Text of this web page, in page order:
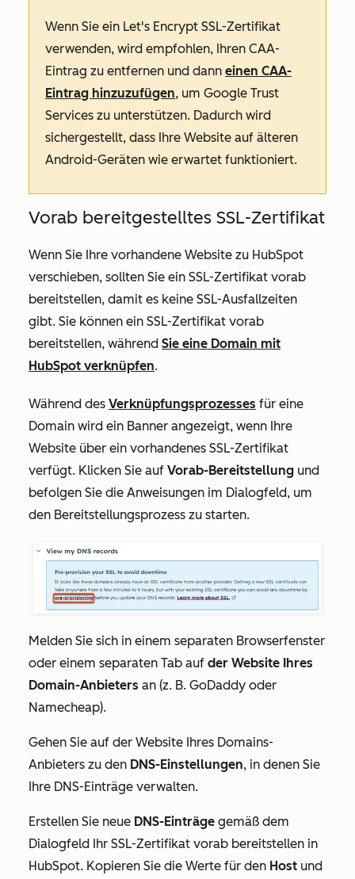
Wenn Sie ein Let's Encrypt SSL-Zertifikat
verwenden, wird empfohlen, Ihren CAA-
Eintrag zu entfernen und dann einen CAA-
Eintrag hinzuzufügen, um Google Trust
Services zu unterstützen. Dadurch wird
sichergestellt, dass Ihre Website auf älteren
Android-Geräten wie erwartet funktioniert.
Vorab bereitgestelltes SSL-Zertifikat
Wenn Sie Ihre vorhandene Website zu HubSpot
verschieben, sollten Sie ein SSL-Zertifikat vorab
bereitstellen, damit es keine SSL-Ausfallzeiten
gibt. Sie können ein SSL-Zertifikat vorab
bereitstellen, während Sie eine Domain mit
HubSpot verknüpfen.
Während des Verknüpfungsprozesses für eine
Domain wird ein Banner angezeigt, wenn Ihre
Website über ein vorhandenes SSL-Zertifikat
verfügt. Klicken Sie auf Vorab-Bereitstellung und
befolgen Sie die Anweisungen im Dialogfeld, um
den Bereitstellungsprozess zu starten.
Melden Sie sich in einem separaten Browserfenster
oder einem separaten Tab auf der Website Ihres
Domain-Anbieters an (z. B. GoDaddy oder
Namecheap).
Gehen Sie auf der Website Ihres Domains-
Anbieters zu den DNS-Einstellungen, in denen Sie
Ihre DNS-Einträge verwalten.
Erstellen Sie neue DNS-Einträge gemäß dem
Dialogfeld
Ihr SSL-Zertifikat vorab bereitstellen in
HubSpot. Kopieren Sie die Werte für den Host und